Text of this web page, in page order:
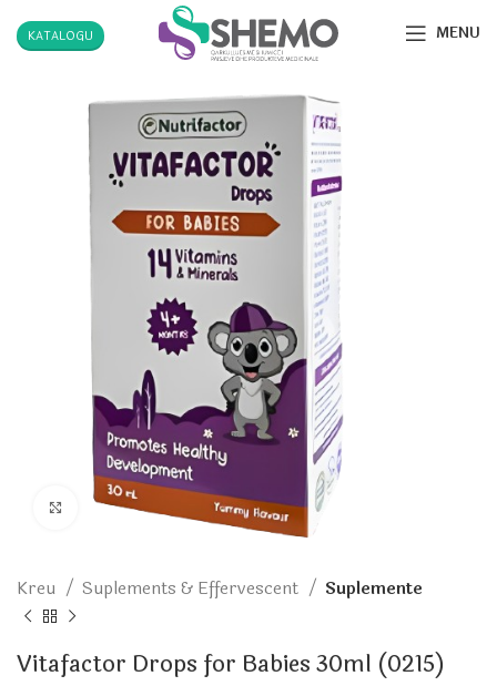
KATALOGU MENU
Click to enlarge
Kreu Suplements & Effervescent Suplemente
Vitafactor Drops for Babies 30ml (0215)